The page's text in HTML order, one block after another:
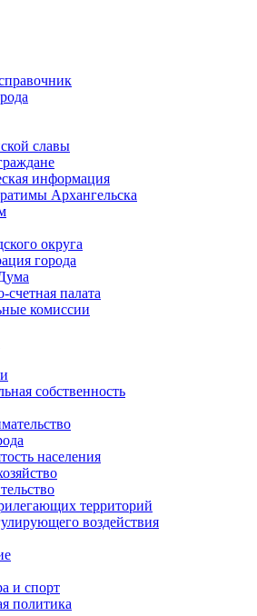
славы
информация
Архангельска
округа
города
счетная палата
комиссии
собственность
населения
территорий
воздействия
и спорт
политика